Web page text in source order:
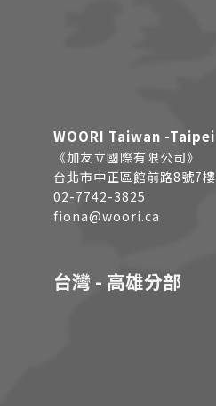
WOORI Taiwan -Taipei
《加友立國際有限公司》
台北市中正區館前路8號7樓
02-7742-3825
fiona@woori.ca
台灣 - 高雄分部